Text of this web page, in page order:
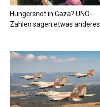
Hungersnot in Gaza? UNO-
Zahlen sagen etwas anderes